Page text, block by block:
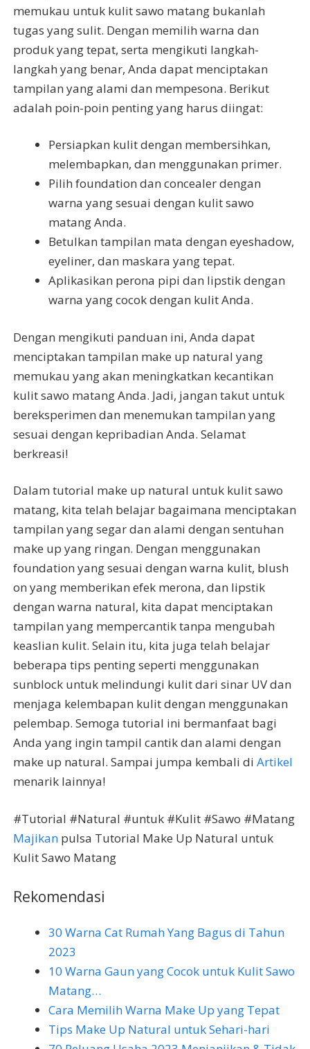
memukau untuk kulit sawo matang bukanlah
tugas yang sulit. Dengan memilih warna dan
produk yang tepat, serta mengikuti langkah-
langkah yang benar, Anda dapat menciptakan
tampilan yang alami dan mempesona. Berikut
adalah poin-poin penting yang harus diingat:
Persiapkan kulit dengan membersihkan,
melembapkan, dan menggunakan primer.
Pilih foundation dan concealer dengan
warna yang sesuai dengan kulit sawo
matang Anda.
Betulkan tampilan mata dengan eyeshadow,
eyeliner, dan maskara yang tepat.
Aplikasikan perona pipi dan lipstik dengan
warna yang cocok dengan kulit Anda.
Dengan mengikuti panduan ini, Anda dapat
menciptakan tampilan make up natural yang
memukau yang akan meningkatkan kecantikan
kulit sawo matang Anda. Jadi, jangan takut untuk
bereksperimen dan menemukan tampilan yang
sesuai dengan kepribadian Anda. Selamat
berkreasi!
Dalam tutorial make up natural untuk kulit sawo
matang, kita telah belajar bagaimana menciptakan
tampilan yang segar dan alami dengan sentuhan
make up yang ringan. Dengan menggunakan
foundation yang sesuai dengan warna kulit, blush
on yang memberikan efek merona, dan lipstik
dengan warna natural, kita dapat menciptakan
tampilan yang mempercantik tanpa mengubah
keaslian kulit. Selain itu, kita juga telah belajar
beberapa tips penting seperti menggunakan
sunblock untuk melindungi kulit dari sinar UV dan
menjaga kelembapan kulit dengan menggunakan
pelembap. Semoga tutorial ini bermanfaat bagi
Anda yang ingin tampil cantik dan alami dengan
make up natural. Sampai jumpa kembali di Artikel
menarik lainnya!
#Tutorial #Natural #untuk #Kulit #Sawo #Matang
Majikan pulsa Tutorial Make Up Natural untuk
Kulit Sawo Matang
Rekomendasi
30 Warna Cat Rumah Yang Bagus di Tahun
2023
10 Warna Gaun yang Cocok untuk Kulit Sawo
Matang…
Cara Memilih Warna Make Up yang Tepat
Tips Make Up Natural untuk Sehari-hari